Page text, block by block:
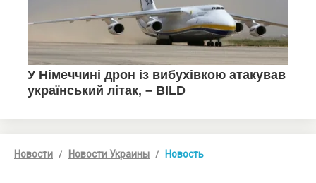
Новости Новости Украины Новость